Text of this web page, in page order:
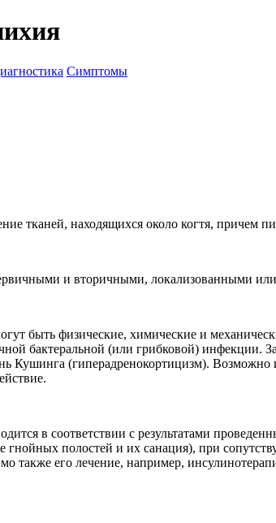
Симптомы
тканей, находящихся около когтя, причем
и вторичными, локализованными
быть физические, химические и
бактеральной (или грибковой)
Кушинга (гиперадренокортицизм).
в соответствии с результатами
гнойных полостей и их санация), при
также его лечение, например,